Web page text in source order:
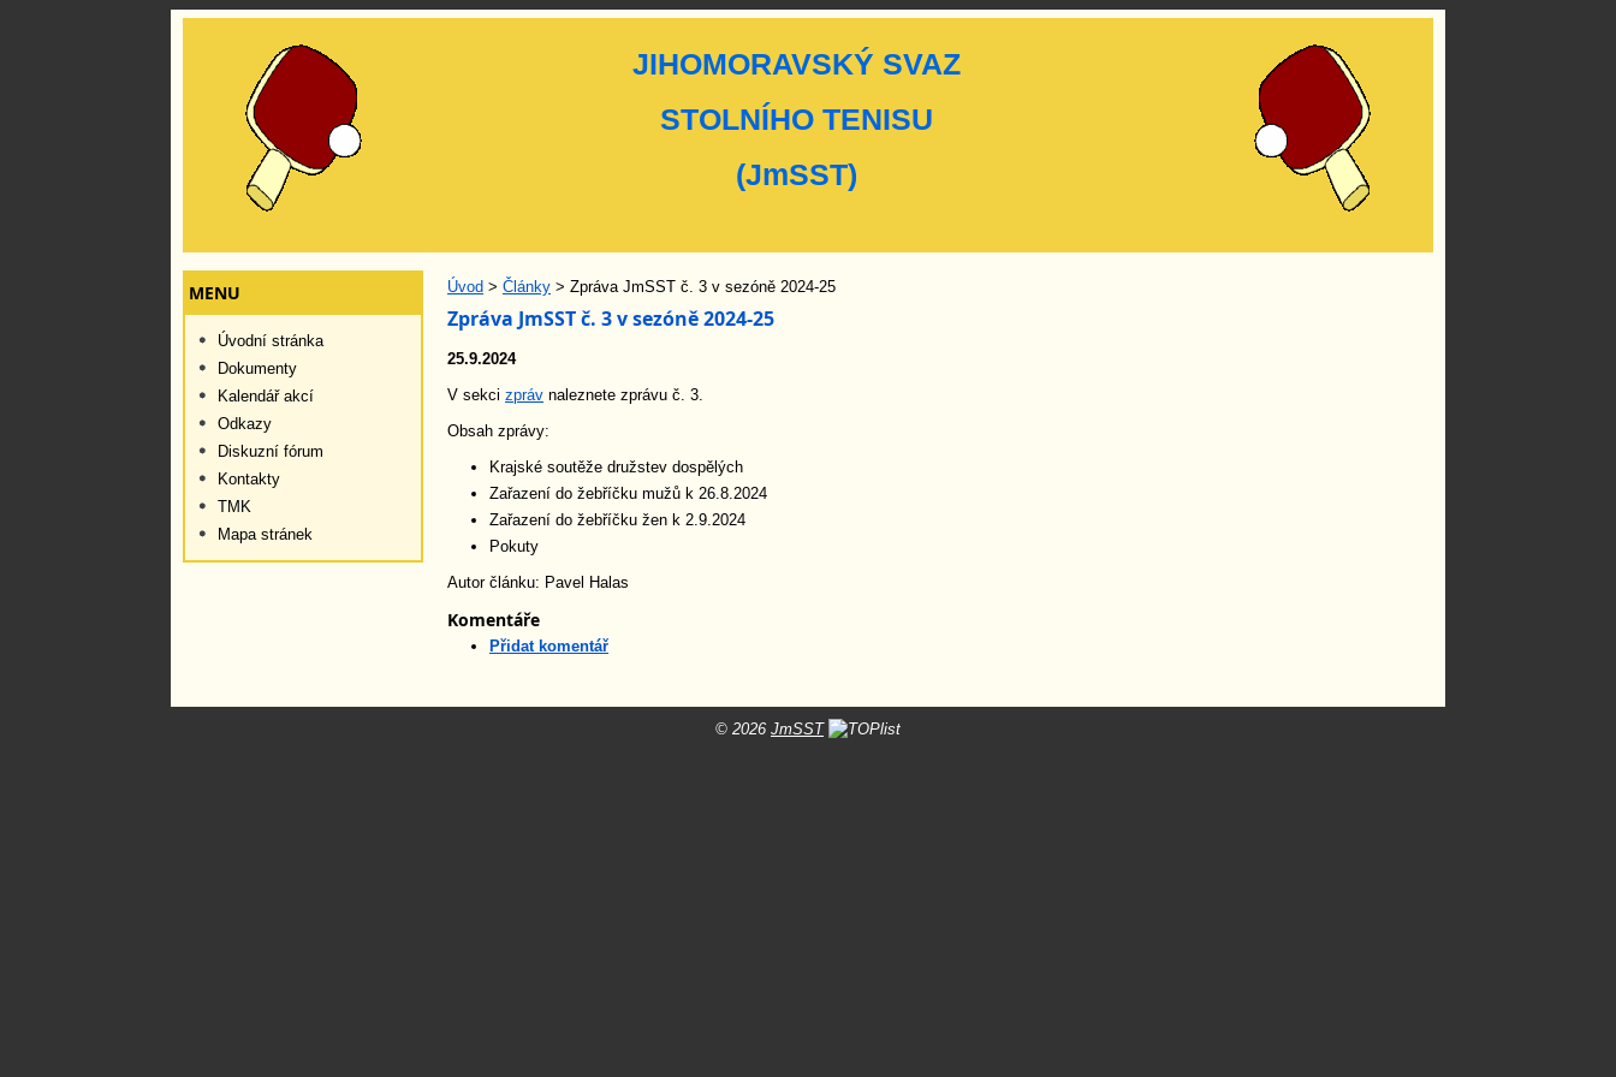
Úvod > Články > Zpráva JmSST č. 3 v sezóně 2024-25
Zpráva JmSST č. 3 v sezóně 2024-25
25.9.2024
V sekci zpráv naleznete zprávu č. 3.
Obsah zprávy:
Krajské soutěže družstev dospělých
Zařazení do žebříčku mužů k 26.8.2024
Zařazení do žebříčku žen k 2.9.2024
Pokuty
Autor článku: Pavel Halas
Komentáře
Přidat komentář
MENU
Úvodní stránka
Dokumenty
Kalendář akcí
Odkazy
Diskuzní fórum
Kontakty
TMK
Mapa stránek
JIHOMORAVSKÝ SVAZ
STOLNÍHO TENISU
(JmSST)
© 2026 JmSST